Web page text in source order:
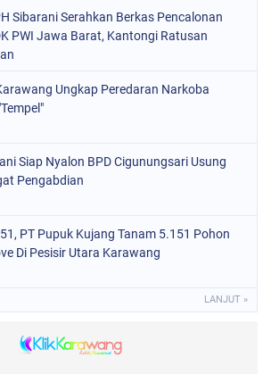
Sibarani Serahkan Berkas Pencalonan
PWI Jawa Barat, Kantongi Ratusan
Ungkap Peredaran Narkoba
Siap Nyalon BPD Cigunungsari Usung
Pengabdian
PT Pupuk Kujang Tanam 5.151 Pohon
Di Pesisir Utara Karawang
LANJUT »